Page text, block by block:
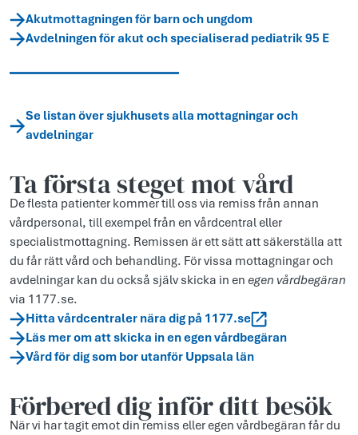
Akutmottagningen för barn och ungdom
Avdelningen för akut och specialiserad pediatrik 95 E
Se listan över sjukhusets alla mottagningar och
avdelningar
Ta första steget mot vård
De flesta patienter kommer till oss via remiss från annan
vårdpersonal, till exempel från en vårdcentral eller
specialistmottagning. Remissen är ett sätt att säkerställa att
du får rätt vård och behandling. För vissa mottagningar och
avdelningar kan du också själv skicka in en egen vårdbegäran
via 1177.se.
Hitta vårdcentraler nära dig på 1177.se
Läs mer om att skicka in en egen vårdbegäran
Vård för dig som bor utanför Uppsala län
Förbered dig inför ditt besök
När vi har tagit emot din remiss eller egen vårdbegäran får du